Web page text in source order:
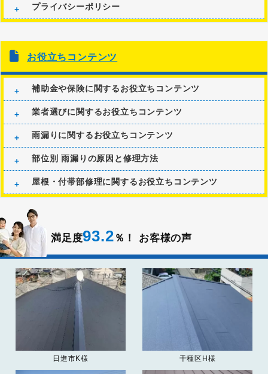
プライバシーポリシー
お役立ちコンテンツ
補助金や保険に関するお役立ちコンテンツ
業者選びに関するお役立ちコンテンツ
雨漏りに関するお役立ちコンテンツ
部位別 雨漏りの原因と修理方法
屋根・付帯部修理に関するお役立ちコンテンツ
満足度93.2 ％！ お客様の声
日進市K様 千種区H様